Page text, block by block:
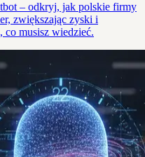
– odkryj, jak polskie firmy
zwiększając zyski i
co musisz wiedzieć.